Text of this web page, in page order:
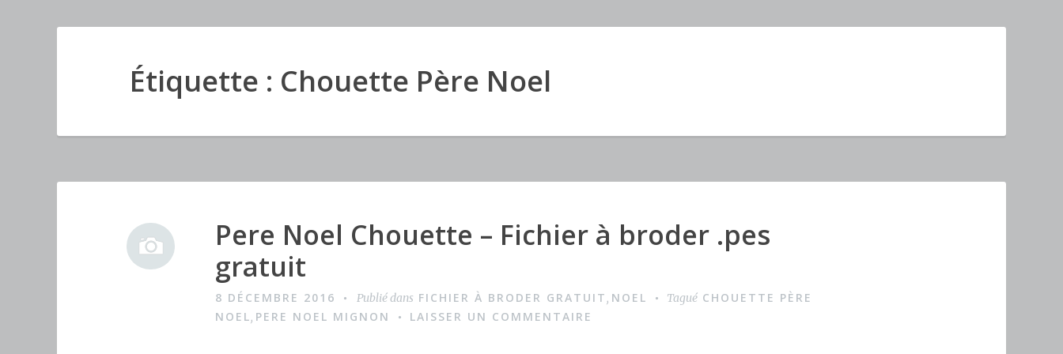
Étiquette : Chouette Père Noel
I
a
g
Pere Noel Chouette – Fichier à broder .pes
gratuit
8 DÉCEMBRE 2016 Publié dans FICHIER À BRODER GRATUIT, NOEL Tagué CHOUETTE PÈRE
NOEL, PERE NOEL MIGNON LAISSER UN COMMENTAIRE